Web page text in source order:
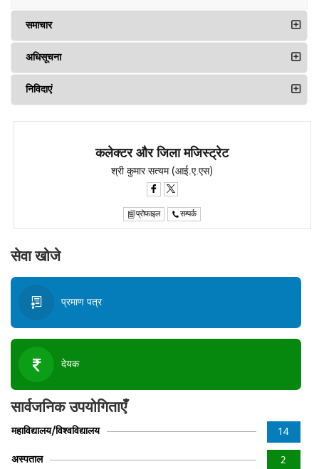
समाचार
अधिसूचना
निविदाएं
कलेक्टर और जिला मजिस्ट्रेट
श्री कुमार सत्यम (आई.ए.एस)
प्रोफाइल सम्पर्क
सेवा खोजे
प्रमाण पत्र
देयक
सार्वजनिक उपयोगिताएँ
14
महाविद्यालय/विश्वविद्यालय
2
अस्पताल